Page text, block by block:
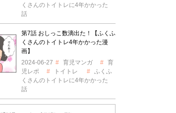
くさんのトイトレに4年かかった
話
第7話 おしっこ数滴出た！【ふくふ
くさんのトイトレ4年かかった漫
画】
2024-06-27
育児マンガ
育
児レポ
トイトレ
ふくふ
くさんのトイトレに4年かかった
話